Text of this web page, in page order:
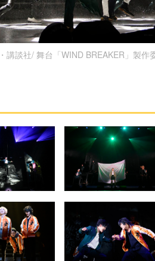
講談社/ 舞台「WIND BREAKER」製作